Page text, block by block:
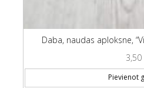
Daba, naudas aploksne,
3,50
Pievienot